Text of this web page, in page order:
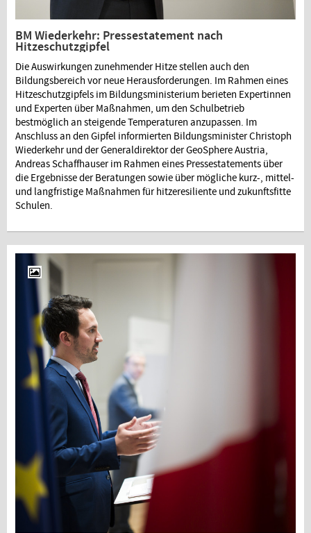
BM Wiederkehr: Pressestatement nach
Hitzeschutzgipfel
Die Auswirkungen zunehmender Hitze stellen auch den
Bildungsbereich vor neue Herausforderungen. Im Rahmen eines
Hitzeschutzgipfels im Bildungsministerium berieten Expertinnen
und Experten über Maßnahmen, um den Schulbetrieb
bestmöglich an steigende Temperaturen anzupassen. Im
Anschluss an den Gipfel informierten Bildungsminister Christoph
Wiederkehr und der Generaldirektor der GeoSphere Austria,
Andreas Schaffhauser im Rahmen eines Pressestatements über
die Ergebnisse der Beratungen sowie über mögliche kurz-, mittel-
und langfristige Maßnahmen für hitzeresiliente und zukunftsfitte
Schulen.